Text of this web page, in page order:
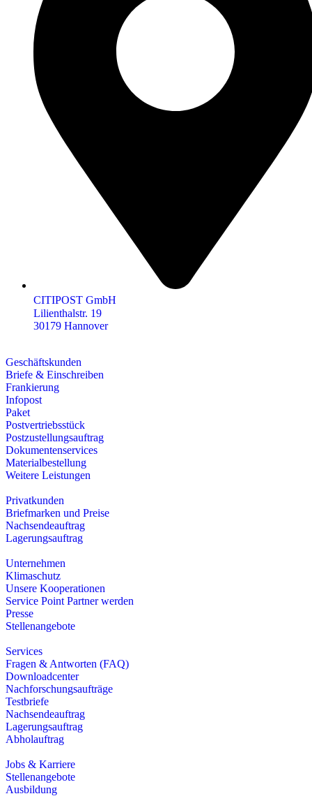
CITIPOST GmbH
Lilienthalstr. 19
30179 Hannover
Geschäftskunden
Briefe & Einschreiben
Frankierung
Infopost
Paket
Postvertriebsstück
Postzustellungsauftrag
Dokumentenservices
Materialbestellung
Weitere Leistungen
Privatkunden
Briefmarken und Preise
Nachsendeauftrag
Lagerungsauftrag
Unternehmen
Klimaschutz
Unsere Kooperationen
Service Point Partner werden
Presse
Stellenangebote
Services
Fragen & Antworten (FAQ)
Downloadcenter
Nachforschungsaufträge
Testbriefe
Nachsendeauftrag
Lagerungsauftrag
Abholauftrag
Jobs & Karriere
Stellenangebote
Ausbildung